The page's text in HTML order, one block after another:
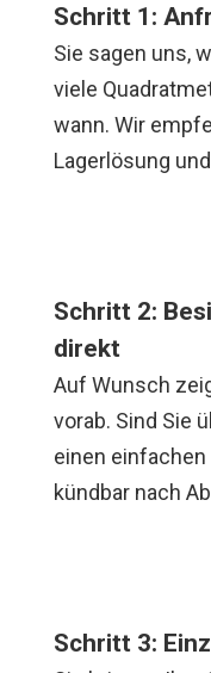
Schritt 1:
Sie sagen uns,
viele
wann. Wir
Lagerlösung
Schritt 2:
direkt
Auf Wunsch
vorab. Sind Sie
einen
kündbar nach
Schritt 3: